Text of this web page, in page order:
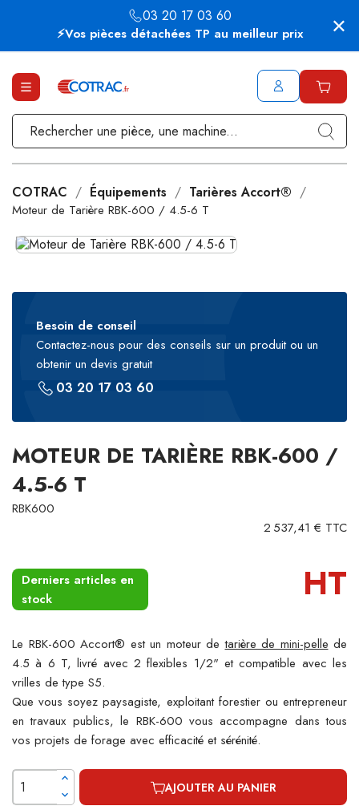
⚡Vos pièces détachées TP au meilleur prix
03 20 17 03 60
COTRAC Équipements Tarières Accort®
Moteur de Tarière RBK-600 / 4.5-6 T
Besoin de conseil
Contactez-nous pour des conseils sur un produit ou un
obtenir un devis gratuit
03 20 17 03 60
MOTEUR DE TARIÈRE RBK-600 /
4.5-6 T
RBK600
2 537,41 € TTC
Derniers articles en
stock
HT
Le RBK-600 Accort® est un moteur detarière de mini-pelle de
4.5 à 6 T, livré avec 2 flexibles 1/2" et compatible avec les
vrilles de type S5.
Que vous soyez paysagiste, exploitant forestier ou entrepreneur
en travaux publics, le RBK-600 vous accompagne dans tous
vos projets de forage avec efficacité et sérénité.
AJOUTER AU PANIER